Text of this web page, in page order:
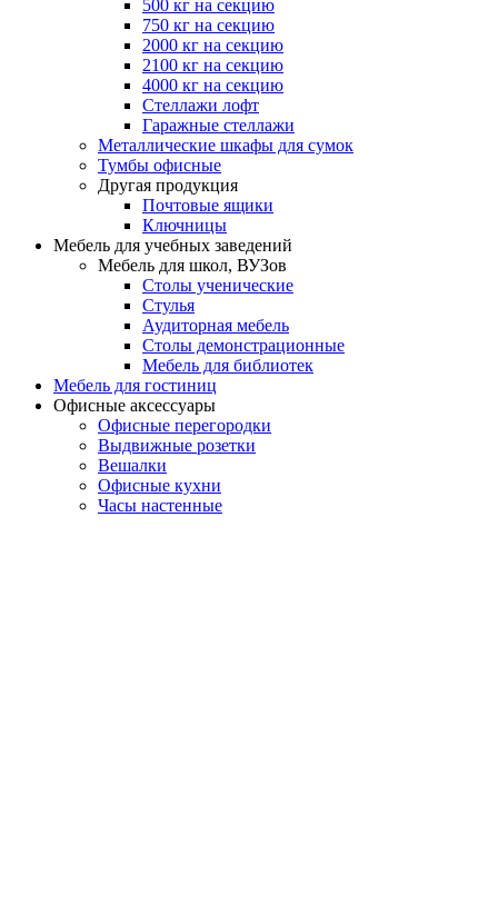
500 кг на секцию
750 кг на секцию
2000 кг на секцию
2100 кг на секцию
4000 кг на секцию
Стеллажи лофт
Гаражные стеллажи
Металлические шкафы для сумок
Тумбы офисные
Другая продукция
Почтовые ящики
Ключницы
Мебель для учебных заведений
Мебель для школ, ВУЗов
Столы ученические
Стулья
Аудиторная мебель
Столы демонстрационные
Мебель для библиотек
Мебель для гостиниц
Офисные аксессуары
Офисные перегородки
Выдвижные розетки
Вешалки
Офисные кухни
Часы настенные